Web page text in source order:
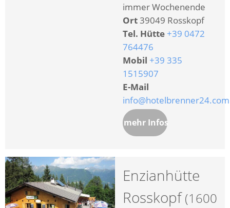
immer Wochenende
Ort39049 Rosskopf
Tel. Hütte +39 0472
764476
Mobil +39 335
1515907
E-Mail
info@hotelbrenner24.com
mehr Infos
Enzianhütte
Rosskopf(1600